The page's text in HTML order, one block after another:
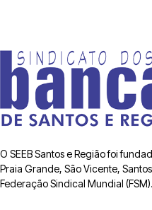
O SEEB Santos e Região foi
Praia Grande, São Vicente,
Federação Sindical Mundial (FSM).